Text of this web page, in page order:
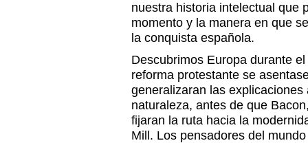
nuestra historia intelectual que
momento y la manera en que
la conquista española.
Descubrimos Europa durante
reforma protestante se
generalizaran las
naturaleza, antes de que
fijaran la ruta hacia la
Mill. Los pensadores del